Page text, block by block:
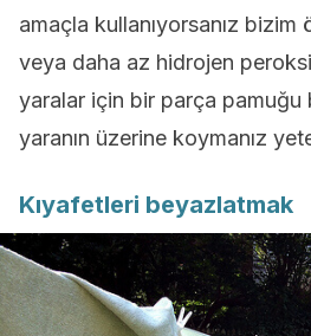
amaçla kullanıyorsanız
veya daha az hidrojen
yaralar için bir parça pamuğu
yaranın üzerine koymanız
Kıyafetleri beyazlatmak